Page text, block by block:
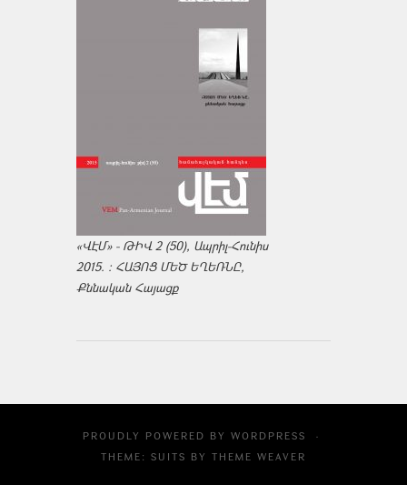
«ՎԷՄ» - ԹԻՎ 2 (50), Ապրիլ-Հունիս
2015. : ՀԱՅՈՑ ՄԵԾ ԵՂԵՌՆԸ,
Քննական Հայացք
PROUDLY POWERED BY WORDPRESS
·
THEME: SUITS BY THEME WEAVER